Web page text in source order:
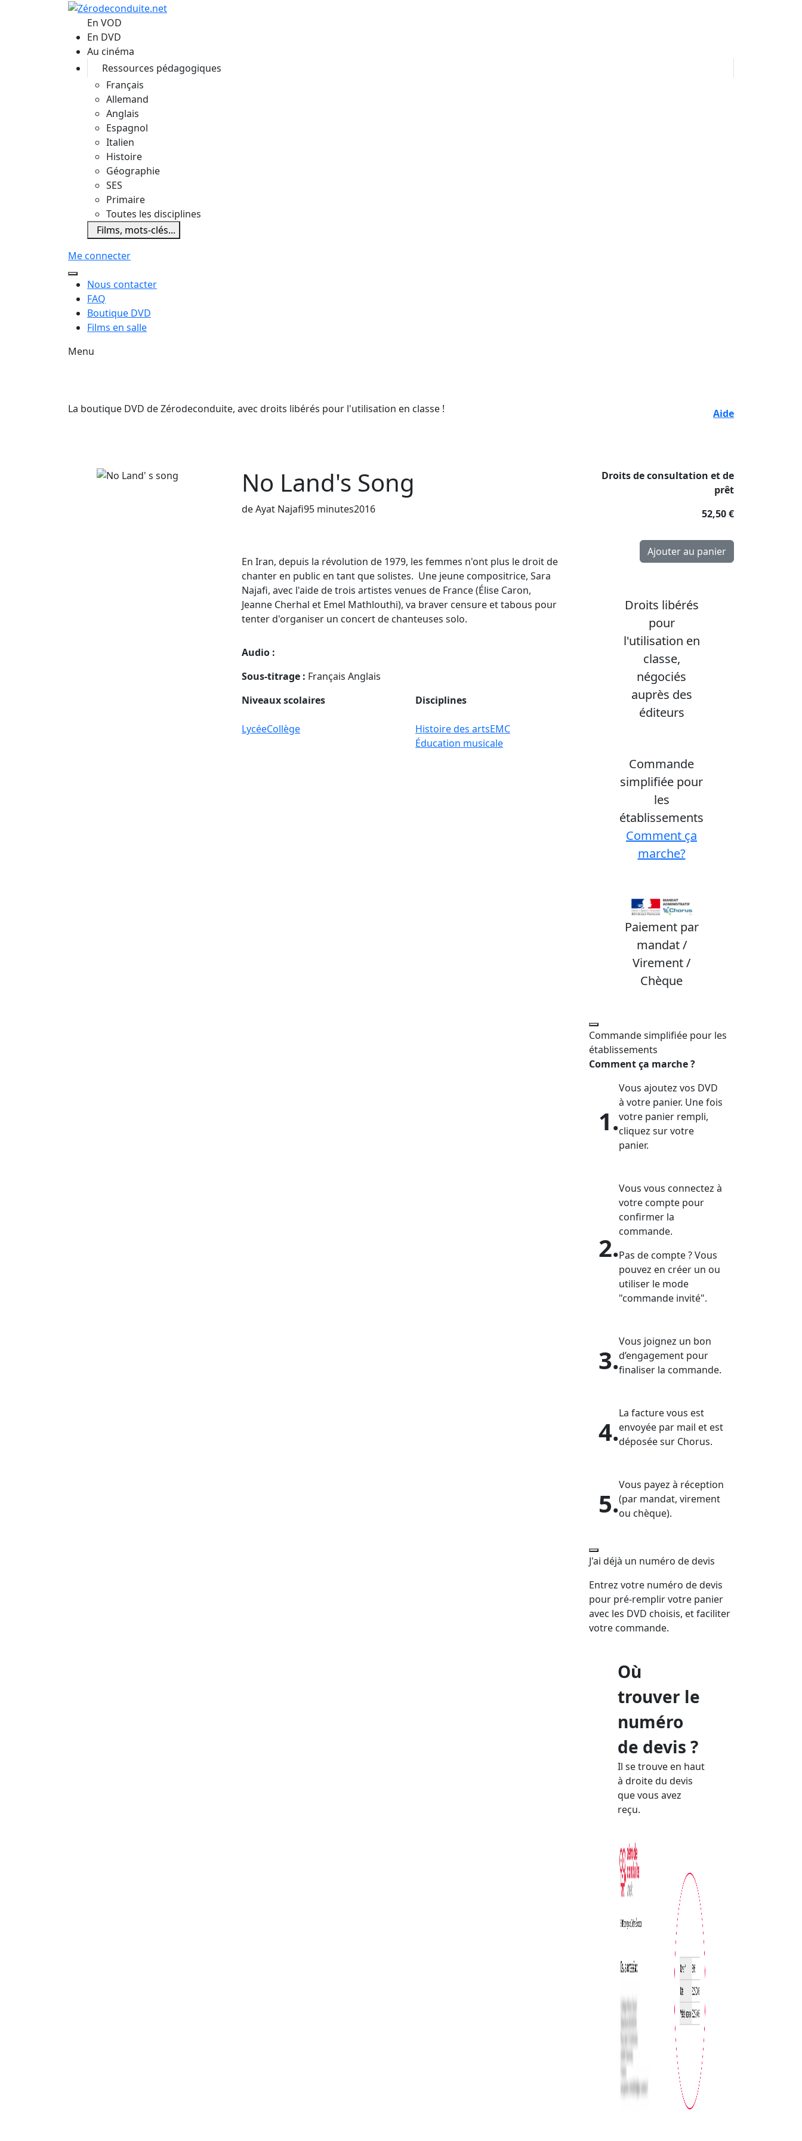
Aller au contenu principal
En VOD
En DVD
Au cinéma
Ressources pédagogiques
Français
Allemand
Anglais
Espagnol
Italien
Histoire
Géographie
SES
Primaire
Toutes les disciplines
Films, mots-clés...
Me connecter
Nous contacter
FAQ
Boutique DVD
Films en salle
Menu
La boutique DVD de Zérodeconduite, avec droits libérés pour l'utilisation en classe ! Aide
No Land's Song
de Ayat Najafi95 minutesAnnée de sortie du film
2016
En Iran, depuis la révolution de 1979, les femmes n'ont plus le droit de
chanter en public en tant que solistes. Une jeune compositrice, Sara
Najafi, avec l'aide de trois artistes venues de France (Élise Caron,
Jeanne Cherhal et Emel Mathlouthi), va braver censure et tabous pour
tenter d'organiser un concert de chanteuses solo.
Audio :
Sous-titrage : Français Anglais
Niveaux scolaires
LycéeCollège
Disciplines
Histoire des artsEMC
Éducation musicale
Droits de consultation et de
prêt
52,50 €
Droits libérés
pour
l'utilisation en
classe,
négociés
auprès des
éditeurs
Commande
simplifiée pour
les
établissements
Comment ça
marche?
Paiement par
mandat /
Virement /
Chèque
Commande simplifiée pour les
établissements
Comment ça marche ?
1.
Vous ajoutez vos DVD
à votre panier. Une fois
votre panier rempli,
cliquez sur votre
panier.
2.
Vous vous connectez à
votre compte pour
confirmer la
commande.
Pas de compte ? Vous
pouvez en créer un ou
utiliser le mode
"commande invité".
3.
Vous joignez un bon
d’engagement pour
finaliser la commande.
4.
La facture vous est
envoyée par mail et est
déposée sur Chorus.
5.
Vous payez à réception
(par mandat, virement
ou chèque).
J'ai déjà un numéro de devis
Entrez votre numéro de devis
pour pré-remplir votre panier
avec les DVD choisis, et faciliter
votre commande.
Où
trouver le
numéro
de devis ?
Il se trouve en haut
à droite du devis
que vous avez
reçu.